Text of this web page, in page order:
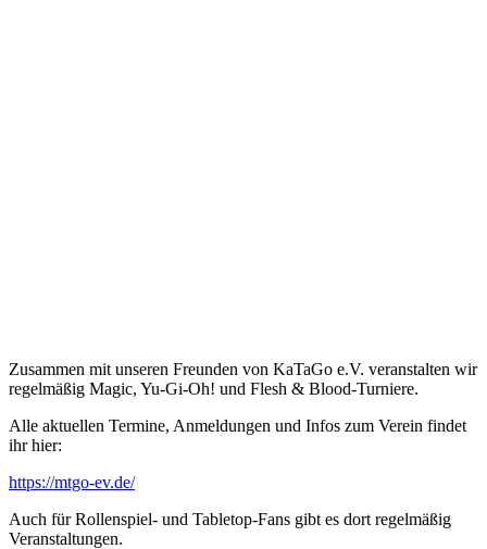
Zusammen mit unseren Freunden von KaTaGo e.V. veranstalten wir
regelmäßig Magic, Yu-Gi-Oh! und Flesh & Blood-Turniere.
Alle aktuellen Termine, Anmeldungen und Infos zum Verein findet
ihr hier:
https://mtgo-ev.de/
Auch für Rollenspiel- und Tabletop-Fans gibt es dort regelmäßig
Veranstaltungen.